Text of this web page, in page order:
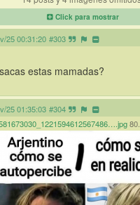
Click para mostrar
25 00:31:20 #303
estas mamadas?
25 01:35:03 #304